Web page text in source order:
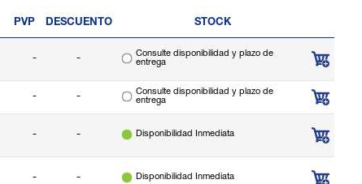
PVP DESCUENTO STOCK
- -
Consulte disponibilidad y plazo de
entrega
- -
Consulte disponibilidad y plazo de
entrega
- - Disponibilidad Inmediata
- - Disponibilidad Inmediata